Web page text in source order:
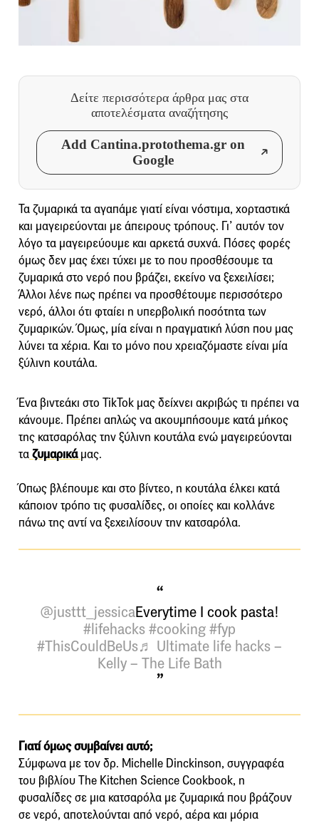
Δείτε περισσότερα άρθρα μας στα
αποτελέσματα αναζήτησης
Add Cantina.protothema.gr on
Google
Τα ζυμαρικά τα αγαπάμε γιατί είναι νόστιμα, χορταστικά
και μαγειρεύονται με άπειρους τρόπους. Γι’ αυτόν τον
λόγο τα μαγειρεύουμε και αρκετά συχνά. Πόσες φορές
όμως δεν μας έχει τύχει με το που προσθέσουμε τα
ζυμαρικά στο νερό που βράζει, εκείνο να ξεχειλίσει;
Άλλοι λένε πως πρέπει να προσθέτουμε περισσότερο
νερό, άλλοι ότι φταίει η υπερβολική ποσότητα των
ζυμαρικών. Όμως, μία είναι η πραγματική λύση που μας
λύνει τα χέρια. Και το μόνο που χρειαζόμαστε είναι μία
ξύλινη κουτάλα.
Ένα βιντεάκι στο TikTok μας δείχνει ακριβώς τι πρέπει να
κάνουμε. Πρέπει απλώς να ακουμπήσουμε κατά μήκος
της κατσαρόλας την ξύλινη κουτάλα ενώ μαγειρεύονται
ταζυμαρικά μας.
Όπως βλέπουμε και στο βίντεο, η κουτάλα έλκει κατά
κάποιον τρόπο τις φυσαλίδες, οι οποίες και κολλάνε
πάνω της αντί να ξεχειλίσουν την κατσαρόλα.
@justtt_jessicaEverytime I cook pasta!
#lifehacks#cooking#fyp
#ThisCouldBeUs♬ Ultimate life hacks –
Kelly – The Life Bath
Γιατί όμως συμβαίνει αυτό;
Σύμφωνα με τον δρ. Michelle Dinckinson, συγγραφέα
του βιβλίου The Kitchen Science Cookbook, η
φυσαλίδες σε μια κατσαρόλα με ζυμαρικά που βράζουν
σε νερό, αποτελούνται από νερό, αέρα και μόρια